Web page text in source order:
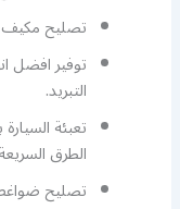
تصليح مكيف
توفير افضل
التبريد.
تعبئة
الطرق
تصليح ضواغط